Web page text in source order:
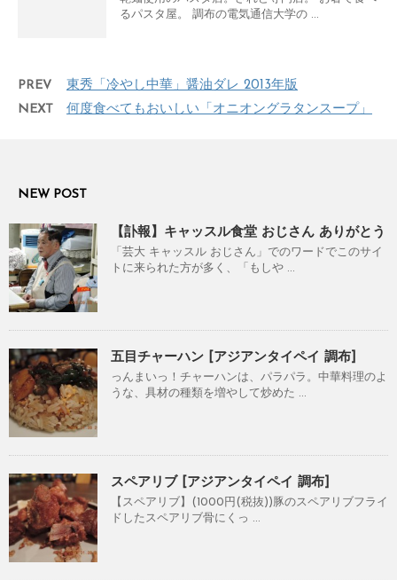
るパスタ屋。 調布の電気通信大学の ...
PREV
東秀「冷やし中華」醤油ダレ 2013年版
NEXT
何度食べてもおいしい「オニオングラタンスープ」
NEW POST
【訃報】キャッスル食堂 おじさん ありがとう
「芸大 キャッスル おじさん」でのワードでこのサイ
トに来られた方が多く、「もしや ...
五目チャーハン [アジアンタイペイ 調布]
っんまいっ！チャーハンは、パラパラ。中華料理のよ
うな、具材の種類を増やして炒めた ...
スペアリブ [アジアンタイペイ 調布]
【スペアリブ】(1000円(税抜))豚のスペアリブフライ
ドしたスペアリブ骨にくっ ...